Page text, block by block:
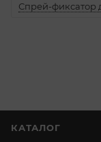
Спрей-фиксатор
КАТАЛОГ